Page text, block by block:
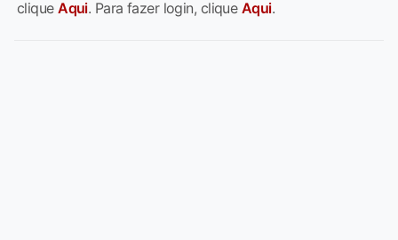
cliqueAqui. Para fazer login, clique Aqui.